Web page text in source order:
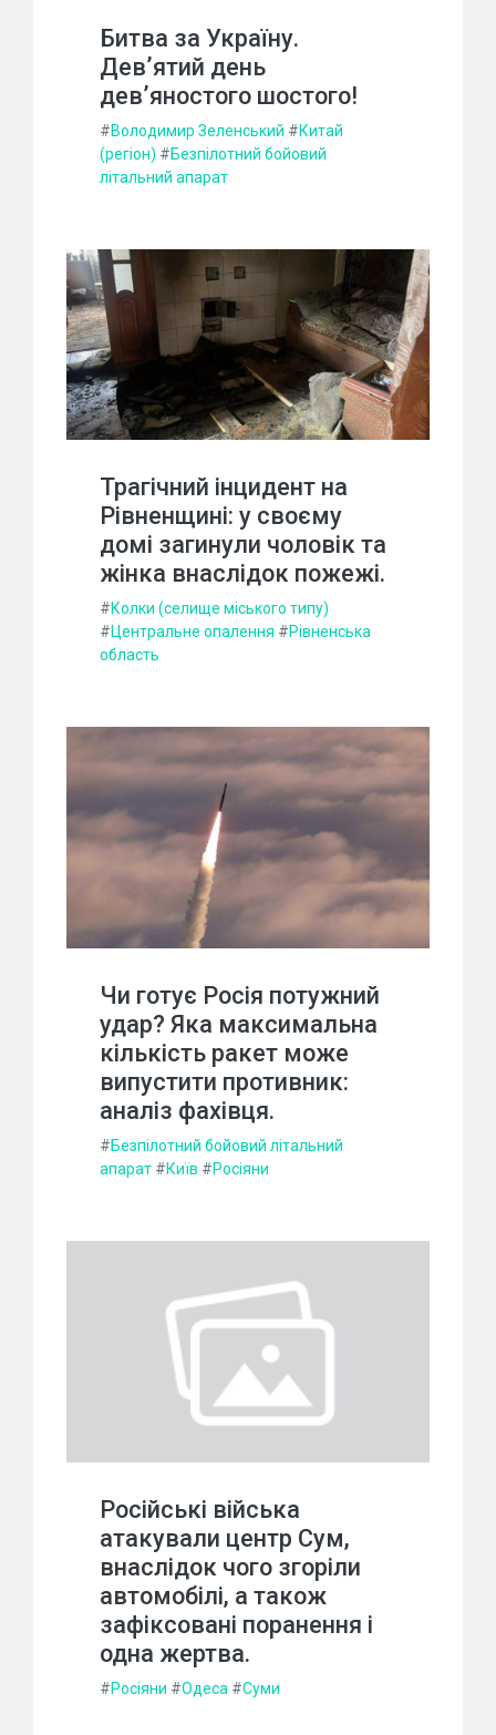
Битва за Україну.
Дев’ятий день
дев’яностого шостого!
#Володимир Зеленський #Китай
(регіон) #Безпілотний бойовий
літальний апарат
Трагічний інцидент на
Рівненщині: у своєму
домі загинули чоловік та
жінка внаслідок пожежі.
#Колки (селище міського типу)
#Центральне опалення #Рівненська
область
Чи готує Росія потужний
удар? Яка максимальна
кількість ракет може
випустити противник:
аналіз фахівця.
#Безпілотний бойовий літальний
апарат #Київ #Росіяни
Російські війська
атакували центр Сум,
внаслідок чого згоріли
автомобілі, а також
зафіксовані поранення і
одна жертва.
#Росіяни #Одеса #Суми